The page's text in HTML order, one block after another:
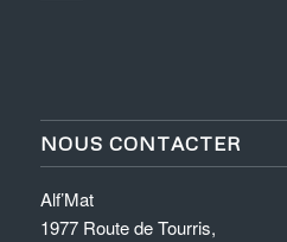
NOUS CONTACTER
Alf’Mat
1977 Route de Tourris,